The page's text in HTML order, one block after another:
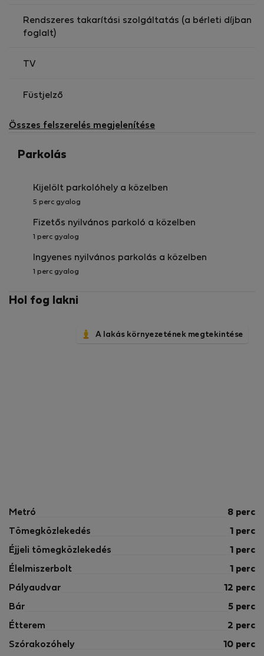
Rendszeres takarítási szolgáltatás (a bérleti díjban
foglalt)
TV
Füstjelző
Összes felszerelés megjelenítése
Parkolás
Kijelölt parkolóhely a közelben
5 perc gyalog
Fizetős nyilvános parkoló a közelben
1 perc gyalog
Ingyenes nyilvános parkolás a közelben
1 perc gyalog
Hol fog lakni
A lakás környezetének megtekintése
Metró 8 perc
Tömegközlekedés 1 perc
Éjjeli tömegközlekedés 1 perc
Élelmiszerbolt 1 perc
Pályaudvar 12 perc
Bár 5 perc
Étterem 2 perc
Szórakozóhely 10 perc